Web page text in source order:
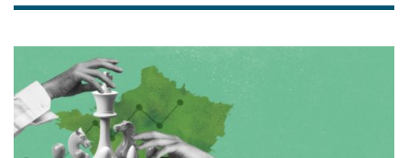
faible (124 en 5 ans) et presque entièrement
compensé par les fermetures (117). Le taux de
création nette de centres* est d’ailleurs nul.